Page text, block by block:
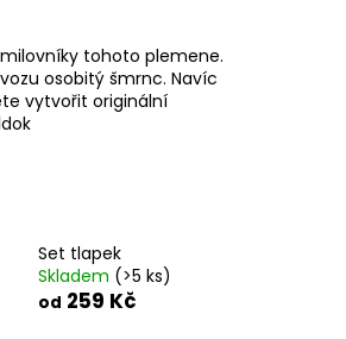
tohoto plemene.
osobitý šmrnc. Navíc
vytvořit originální
Set tlapek
Skladem (>5 ks)
od 259 Kč